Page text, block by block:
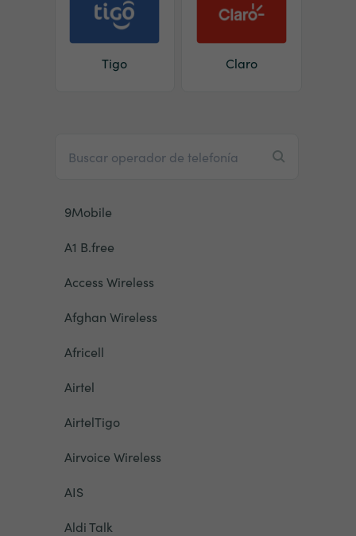
Tigo Claro
9Mobile
A1 B.free
Access Wireless
Afghan Wireless
Africell
Airtel
AirtelTigo
Airvoice Wireless
AIS
Aldi Talk